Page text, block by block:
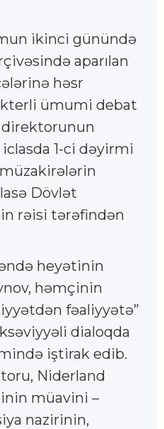
ikinci günündə
aparılan
həsr
ümumi debat
direktorunun
1-ci dəyirmi
Dövlət
rəisi tərəfindən
heyətinin
həmçinin
fəaliyyətə”
dialoqda
iştirak edib.
Niderland
müavini –
nazirinin,